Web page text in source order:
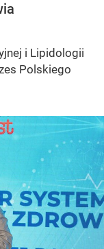
i Lipidologii
Polskiego